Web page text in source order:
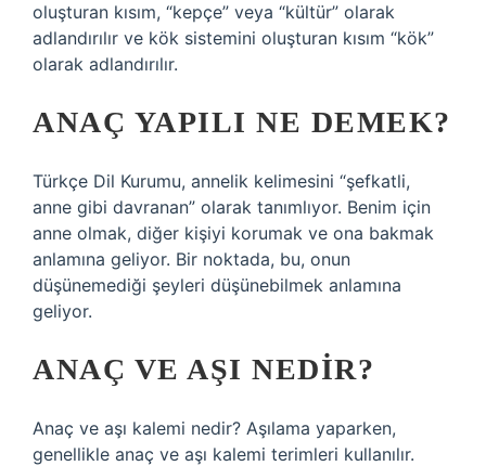
oluşturan kısım, “kepçe” veya “kültür” olarak
adlandırılır ve kök sistemini oluşturan kısım “kök”
olarak adlandırılır.
ANAÇ YAPILI NE DEMEK?
Türkçe Dil Kurumu, annelik kelimesini “şefkatli,
anne gibi davranan” olarak tanımlıyor. Benim için
anne olmak, diğer kişiyi korumak ve ona bakmak
anlamına geliyor. Bir noktada, bu, onun
düşünemediği şeyleri düşünebilmek anlamına
geliyor.
ANAÇ VE AŞI NEDIR?
Anaç ve aşı kalemi nedir? Aşılama yaparken,
genellikle anaç ve aşı kalemi terimleri kullanılır.